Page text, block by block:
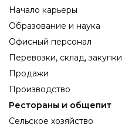
Начало карьеры
Образование и наука
Офисный персонал
Перевозки, склад, закупки
Продажи
Производство
Рестораны и общепит
Сельское хозяйство